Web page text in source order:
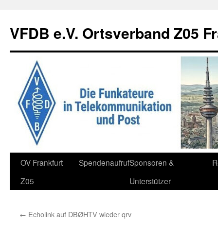
springen
VFDB e.V. Ortsverband Z05
OV Frankfurt
Z05
SpendenaufrufSponsoren &
Unterstützer
← Echolink auf DBØHTV wieder qrv